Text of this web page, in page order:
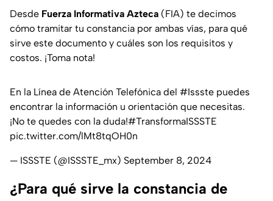
Desde Fuerza Informativa Azteca (FIA) te decimos
cómo tramitar tu constancia por ambas vías, para qué
sirve este documento y cuáles son los requisitos y
costos. ¡Toma nota!
En la Línea de Atención Telefónica del #Issste puedes
encontrar la información u orientación que necesitas. ​
¡No te quedes con la duda!​#TransformaISSSTE
pic.twitter.com/lMt8tqOH0n
— ISSSTE (@ISSSTE_mx) September 8, 2024
¿Para qué sirve la constancia de